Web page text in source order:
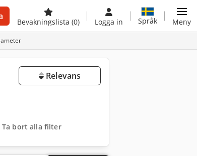
Bevakningslista (0) Logga in Språk Meny
Relevans
Ta bort alla filter